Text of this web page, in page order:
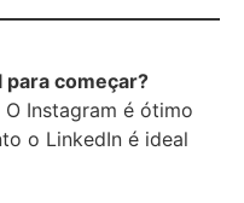
para começar?
Instagram é ótimo
o LinkedIn é ideal